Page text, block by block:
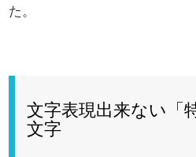
た。
文字表現出来ない「
文字